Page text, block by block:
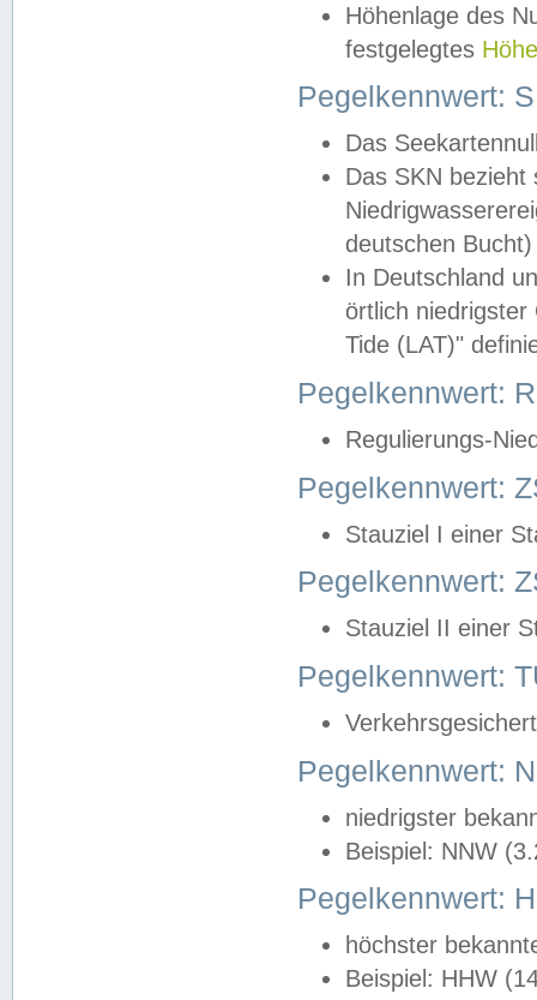
Höhenlage des
festgelegtes
Pegelkennwert:
Das
Das SKN
deutschen
In Deutschland
örtlich
Tide (LAT)"
Pegelkennwert:
Regulierungs-
Pegelkennwert:
Stauziel I einer
Pegelkennwert:
Stauziel II einer
Pegelkennwert:
Pegelkennwert:
niedrigster
Beispiel: NNW
Pegelkennwert:
höchster
Beispiel: HHW